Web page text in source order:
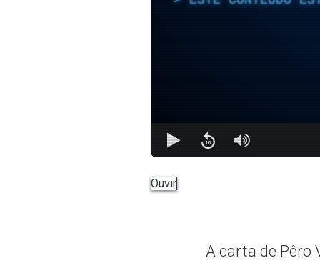
Ouvir
A carta de Pêro